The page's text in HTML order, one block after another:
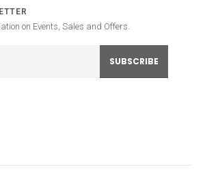
on Events, Sales and Offers.